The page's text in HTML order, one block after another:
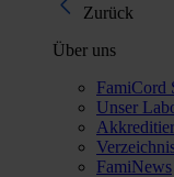
Zurück
Über uns
FamiCord
Unser
FamiNews